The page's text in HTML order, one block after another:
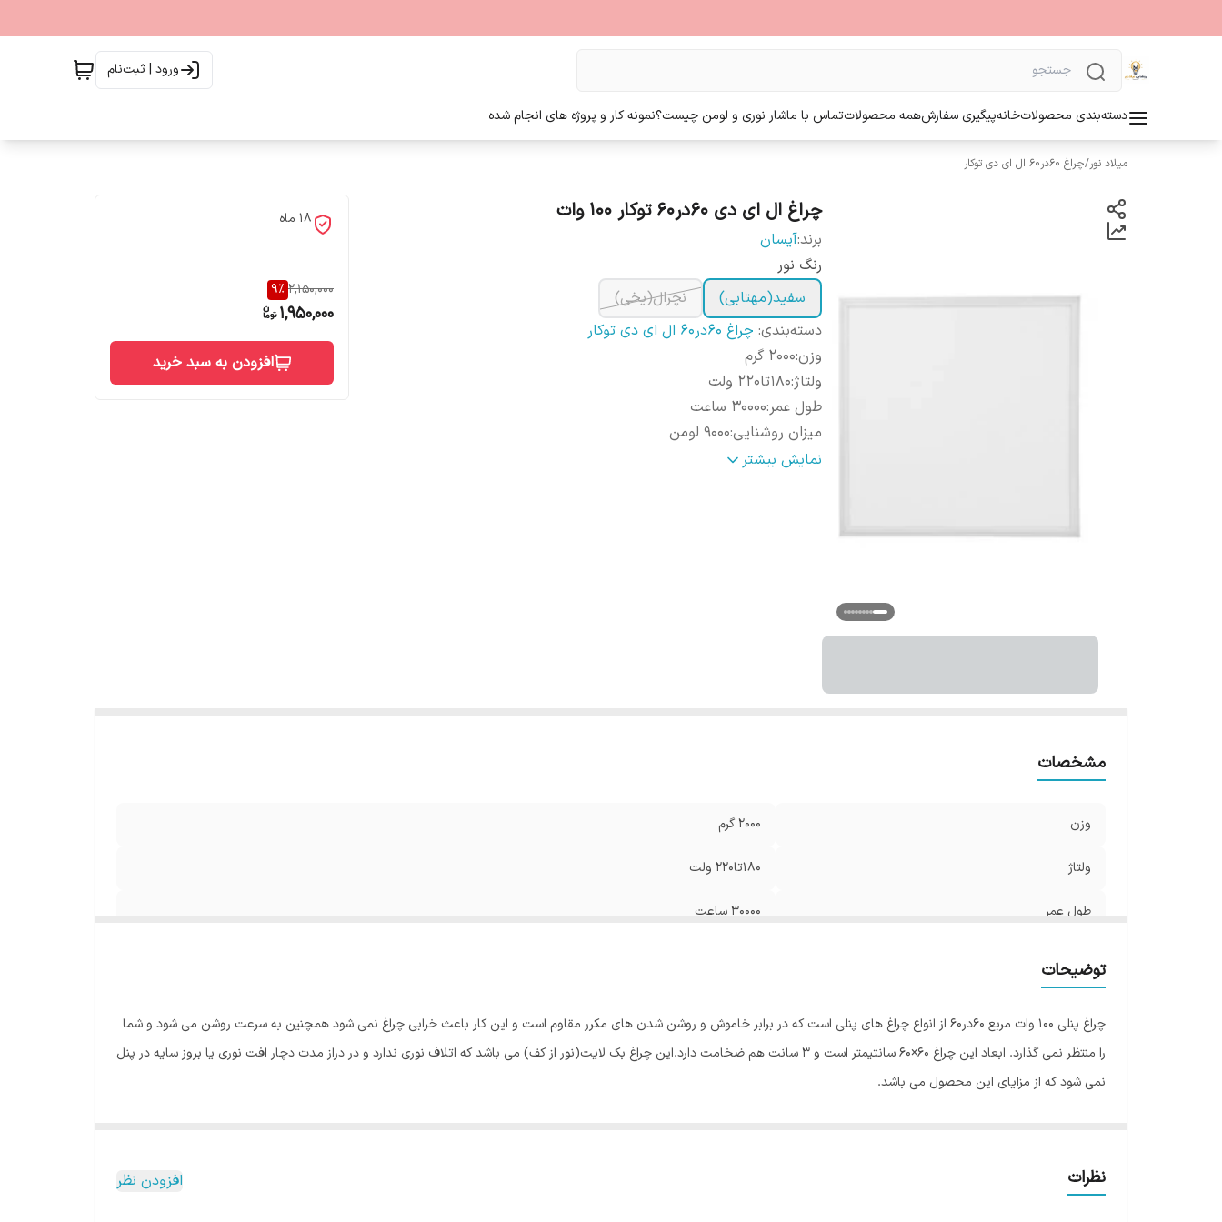
ورود | ثبت‌نام
دسته‌بندی محصولاتخانهپیگیری سفارشهمه محصولاتتماس با ماشار نوری و لومن چیست؟نمونه کار و پروژه های انجام شده
میلاد نور/چراغ 60در60 ال ای دی توکار
چراغ ال ای دی 60در60 توکار 100 وات
برند:آیسان
رنگ نور
سفید(مهتابی)
نچرال(یخی)
دسته‌بندی: چراغ 60در60 ال ای دی توکار
وزن:2000 گرم
ولتاژ:180تا220 ولت
طول عمر:30000 ساعت
میزان روشنایی:9000 لومن
توان:100 وات
نمایش بیشتر
18 ماه
2,150,000
9%
1,950,000
افزودن به سبد خرید
مشخصات
وزن 2000 گرم
ولتاژ 180تا220 ولت
طول عمر 30000 ساعت
قطر برش سقف
ابعاد
توضیحات
چراغ پنلی 100 وات مربع 60در60 از انواع چراغ های پنلی است که در برابر خاموش و روشن شدن های مکرر مقاوم است و این کار باعث خرابی چراغ نمی شود همچنین به سرعت روشن می شود و شما
را منتظر نمی گذارد. ابعاد این چراغ 60×60 سانتیمتر است و 3 سانت هم ضخامت دارد.این چراغ بک لایت(نور از کف) می باشد که اتلاف نوری ندارد و در دراز مدت دچار افت نوری یا بروز سایه در پنل
نمی شود که از مزایای این محصول می باشد.
نظرات افزودن نظر